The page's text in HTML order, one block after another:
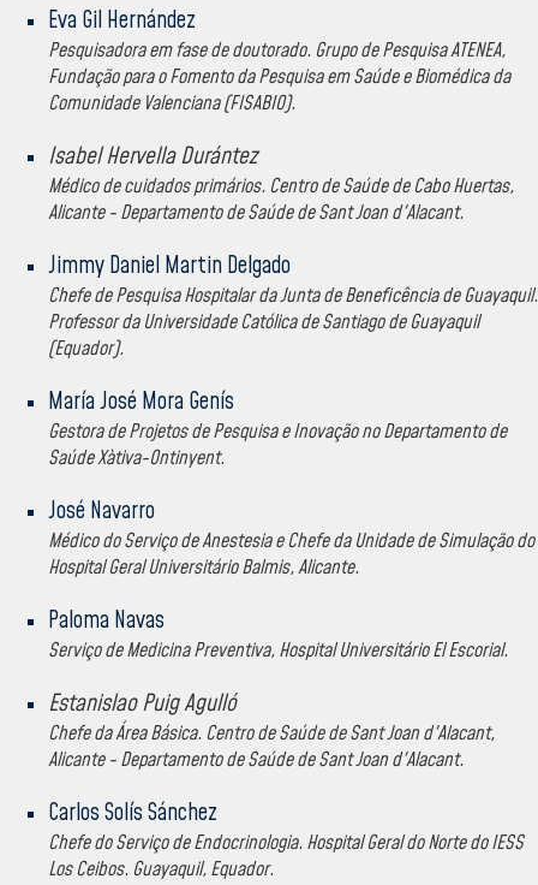
Eva Gil Hernández
Pesquisadora em fase de doutorado. Grupo de Pesquisa ATENEA,
Fundação para o Fomento da Pesquisa em Saúde e Biomédica da
Comunidade Valenciana (FISABIO).
Isabel Hervella Durántez
Médico de cuidados primários. Centro de Saúde de Cabo Huertas,
Alicante - Departamento de Saúde de Sant Joan d'Alacant.
Jimmy Daniel Martin Delgado
Chefe de Pesquisa Hospitalar da Junta de Beneficência de Guayaquil.
Professor da Universidade Católica de Santiago de Guayaquil
(Equador).
María José Mora Genís
Gestora de Projetos de Pesquisa e Inovação no Departamento de
Saúde Xàtiva-Ontinyent.
José Navarro
Médico do Serviço de Anestesia e Chefe da Unidade de Simulação do
Hospital Geral Universitário Balmis, Alicante.
Paloma Navas
Serviço de Medicina Preventiva, Hospital Universitário El Escorial.
Estanislao Puig Agulló
Chefe da Área Básica. Centro de Saúde de Sant Joan d'Alacant,
Alicante - Departamento de Saúde de Sant Joan d'Alacant.
Carlos Solís Sánchez
Chefe do Serviço de Endocrinologia. Hospital Geral do Norte do IESS
Los Ceibos. Guayaquil, Equador.